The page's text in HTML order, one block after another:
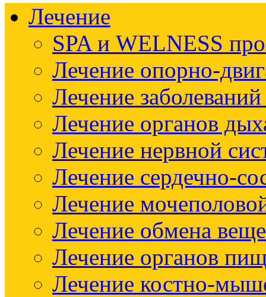
Лечение
SPA и WELNESS
Лечение опорно-
Лечение
Лечение органов
Лечение нервной
Лечение сердечно-
Лечение
Лечение обмена
Лечение органов
Лечение костно-